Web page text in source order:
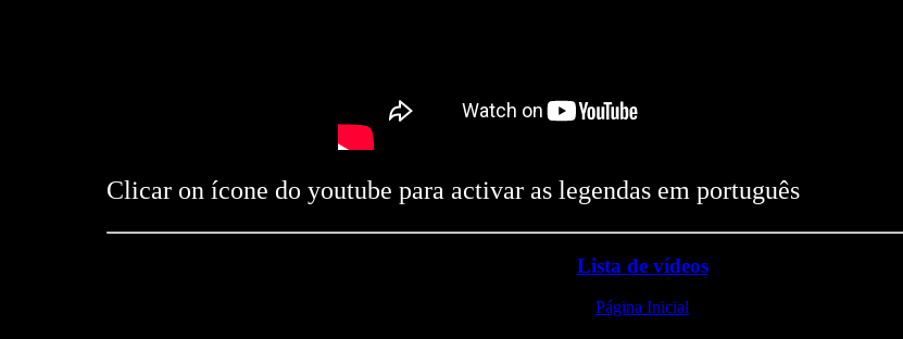
Clicar on ícone do youtube para activar as legendas em português
Lista de vídeos
Página Inicial